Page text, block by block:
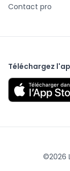
Contact pro
Téléchargez
©2026